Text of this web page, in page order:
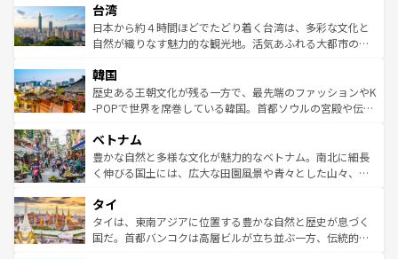
ならではの贅沢な旅のスタイルだ。 なお、新着のアメリカ
情報はコンテンツ一覧を参照してほしい。
れるおもてなしの心で訪れる人々を迎えてくれるハワイの
人々、おいしいローカルフードやハワイアンミュージッ
ク、伝統的なフラダンスなど、すべてがハワイの魅力を彩
ワイを、存分に味わってほしい。 なお、新着のハワイ情報
はコンテンツ一覧を参照してほしい。
リアリーフや大陸中央部にそびえるウルル（エアーズロッ
ク）、タスマニアの美しい原生林やケアンズの熱帯雨林な
ど、見どころがたくさん。また、カフェやワイン、オージ
いる。アクティビティも充実しており、サーフィンやダイ
ビング、ハイキングなど、アウトドア好きにはたまらな
い。オーストラリアの多彩な魅力を存分に味わいつくそ
参照してほしい。
台湾
日本から約４時間ほどでたどり着く台湾は、多彩な文化と
自然が織りなす魅力的な観光地。活気あふれる大都市の台
ン）、静ひつな山岳地帯である台湾東部など、都市の喧騒
と山間の静けさが共存しており、訪れる人に新しい発見と
驚きをもたらしてくれる。また、奥深い台湾の食文化も魅
容にもいいと評判のスイーツなど、バラエティ豊かな料理
が味わえる。 なお、新着の台湾情報は コンテンツ一覧を参
照してほしい。
韓国
歴史ある王朝文化が残る一方で、最先端のファッションやK
-POPで世界を席巻している韓国。首都ソウルの宮殿や伝統
き、地方に足を延ばせば四季折々の自然美を楽しむことが
できる。そして、キムチや焼肉、絶品のストリートフード
まで、さまざまな韓国料理が待っている。夜には、韓国な
リティに包まれながら、韓国の多彩な魅力を心ゆくまで味
わってみてほしい。 なお、新着の韓国情報はコンテンツ一
覧を参照してほしい。
ベトナム
豊かな自然と多様な文化が魅力的なベトナム。南北に細長
く伸びる国土には、広大な田園風景や青々とした山々、世
急速な発展と共に伝統が息づく。ハノイの古い町並みやホ
ーチミン市のフランス統治時代の建物も、独特の雰囲気を
醸し出している。また、バラエティの豊かさとおいしさで
タイ
タイは、東南アジアに位置する豊かな自然と歴史が息づく
国だ。首都バンコクは高層ビルが立ち並ぶ一方、伝統的な